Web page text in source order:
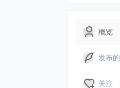
概览
发布的
关注